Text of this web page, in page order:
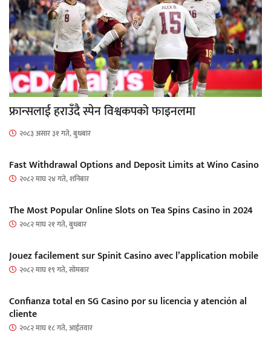
फ्रान्सलाई हराउँदै स्पेन विश्वकपको फाइनलमा
२०८३ असार ३१ गते, बुधबार
Fast Withdrawal Options and Deposit Limits at Wino Casino
२०८२ माघ २४ गते, शनिबार
The Most Popular Online Slots on Tea Spins Casino in 2024
२०८२ माघ २१ गते, बुधबार
Jouez facilement sur Spinit Casino avec l’application mobile
२०८२ माघ १९ गते, सोमबार
Confianza total en SG Casino por su licencia y atención al
cliente
२०८२ माघ १८ गते, आईतवार